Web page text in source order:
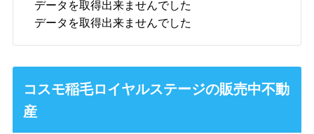
データを取得出来ませんでした
データを取得出来ませんでした
コスモ稲毛ロイヤルステージの販売中不動
産